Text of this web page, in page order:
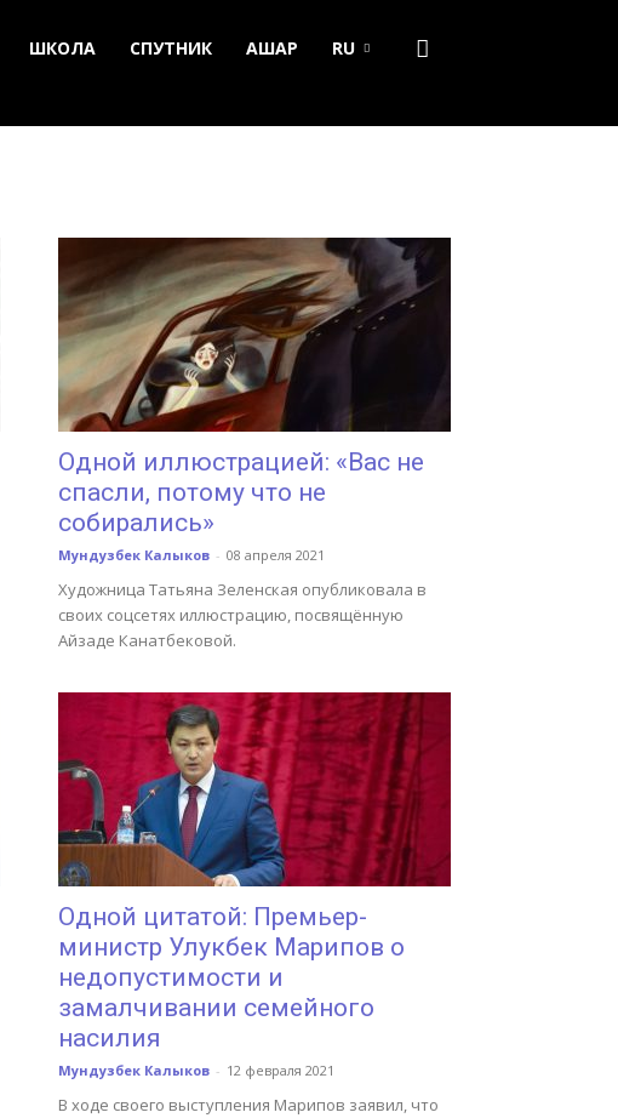
ШКОЛА СПУТНИК АШАР RU
Одной иллюстрацией: «Вас не
спасли, потому что не
собирались»
Мундузбек Калыков - 08 апреля 2021
Художница Татьяна Зеленская опубликовала в
своих соцсетях иллюстрацию, посвящённую
Айзаде Канатбековой.
Одной цитатой: Премьер-
министр Улукбек Марипов о
недопустимости и
замалчивании семейного
насилия
Мундузбек Калыков - 12 февраля 2021
В ходе своего выступления Марипов заявил, что